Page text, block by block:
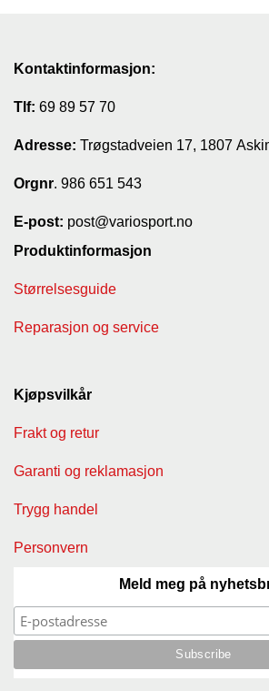
Kontaktinformasjon:
Tlf: 69 89 57 70
Adresse: Trøgstadveien 17, 1807
Orgnr. 986 651 543
E-post: post@variosport.no
Produktinformasjon
Størrelsesguide
Reparasjon og service
Kjøpsvilkår
Frakt og retur
Garanti og reklamasjon
Trygg handel
Personvern
Meld meg på